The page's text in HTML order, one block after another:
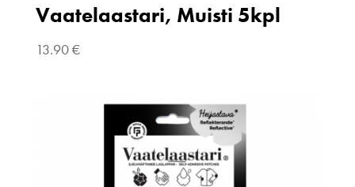
Vaatelaastari, Muisti 5kpl
13.90€